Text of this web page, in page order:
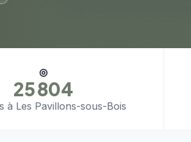
◎
25 804
à Les Pavillons-sous-Bois